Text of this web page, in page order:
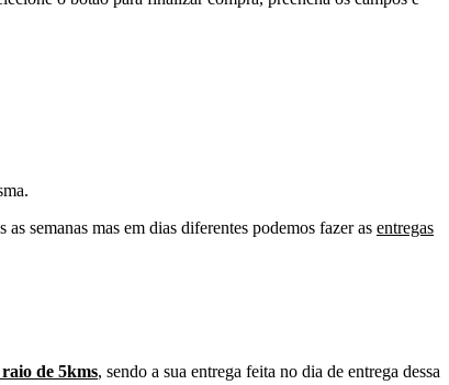
as semanas mas em dias diferentes podemos fazer as entregas
de 5kms, sendo a sua entrega feita no dia de entrega dessa